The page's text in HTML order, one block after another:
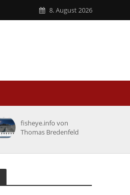
8. August 2026
fisheye.info von
Thomas Bredenfeld